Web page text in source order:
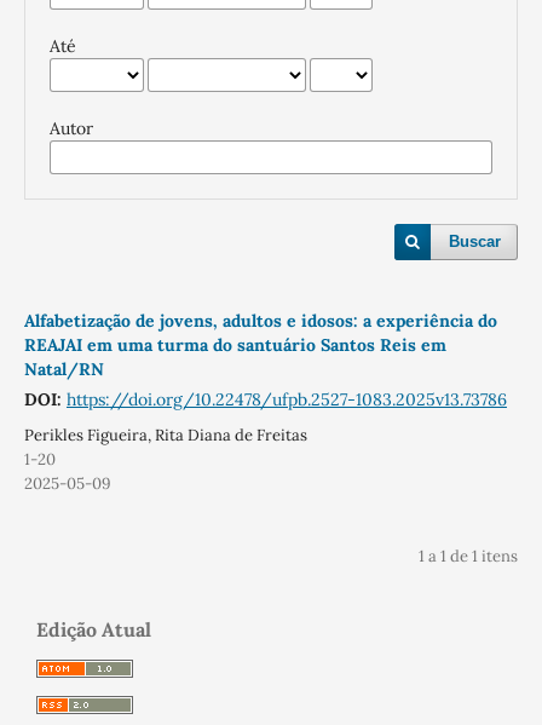
Até
Autor
Buscar
Alfabetização de jovens, adultos e idosos: a experiência do
REAJAI em uma turma do santuário Santos Reis em
Natal/RN
DOI: https://doi.org/10.22478/ufpb.2527-1083.2025v13.73786
Perikles Figueira, Rita Diana de Freitas
1-20
2025-05-09
1 a 1 de 1 itens
Edição Atual